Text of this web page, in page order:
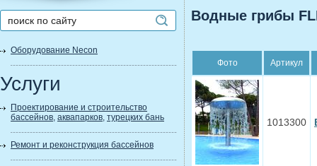
Оборудование Necon
Услуги
Проектирование и строительство
бассейнов, аквапарков, турецких бань
Ремонт и реконструкция бассейнов
Водные грибы
Фото Артикул
1013300